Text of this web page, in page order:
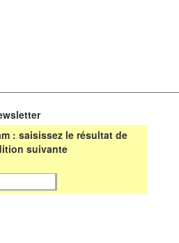
: saisissez le résultat de
suivante